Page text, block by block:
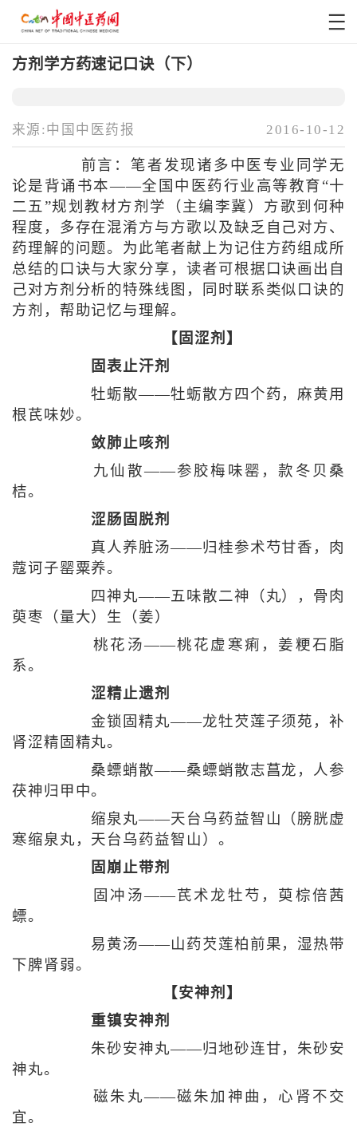
方剂学方药速记口诀（下）
来源:中国中医药报 2016-10-12
前言：笔者发现诸多中医专业同学无
论是背诵书本——全国中医药行业高等教育“十
二五”规划教材方剂学（主编李冀）方歌到何种
程度，多存在混淆方与方歌以及缺乏自己对方、
药理解的问题。为此笔者献上为记住方药组成所
总结的口诀与大家分享，读者可根据口诀画出自
己对方剂分析的特殊线图，同时联系类似口诀的
方剂，帮助记忆与理解。
【固涩剂】
固表止汗剂
牡蛎散——牡蛎散方四个药，麻黄用
根芪味妙。
敛肺止咳剂
九仙散——参胶梅味罂，款冬贝桑
桔。
涩肠固脱剂
真人养脏汤——归桂参术芍甘香，肉
蔻诃子罂粟养。
四神丸——五味散二神（丸），骨肉
萸枣（量大）生（姜）
桃花汤——桃花虚寒痢，姜粳石脂
系。
涩精止遗剂
金锁固精丸——龙牡芡莲子须苑，补
肾涩精固精丸。
桑螵蛸散——桑螵蛸散志菖龙，人参
茯神归甲中。
缩泉丸——天台乌药益智山（膀胱虚
寒缩泉丸，天台乌药益智山）。
固崩止带剂
固冲汤——芪术龙牡芍，萸棕倍茜
螵。
易黄汤——山药芡莲柏前果，湿热带
下脾肾弱。
【安神剂】
重镇安神剂
朱砂安神丸——归地砂连甘，朱砂安
神丸。
磁朱丸——磁朱加神曲，心肾不交
宜。